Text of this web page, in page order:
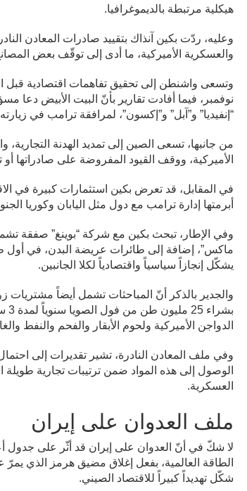
هيكلية مرتبطة بالديموغرافيا.
وعليه، ردّت بكين آنذاك بتقييد صادرات المعادن
والعسكرية الأميركية، ما أدى إلى توقّف بعض
وتسعى واشنطن إلى تحقيق تفاهمات اقتصادية قبل
نوفمبر، فيما أفادت تقارير بأنّ البيت الأبيض دعا
“إنفيديا” و”آبل” و”إكسون”، لمرافقة ترامب في
من جانبها، تسعى الصين إلى تمديد الهدنة التجارية،
الأميركية، ووقف القيود المفروضة على صادراتها أو
في المقابل، قد تعرض بكين استثمارات كبيرة في
أبرمتها إدارة ترامب مع دول مثل اليابان وكوريا
يشكّل إنجازاً سياسياً واقتصادياً لكلا الجانبين.
والجدير بالذكر أنّ المباحثات تشمل أيضاً
الدواجن الأميركية ولحوم الأبقار والفحم والنفط
وفي ملف المعادن النادرة، تشير تقديرات إلى
الوصول إلى هذه المواد ضمن ترتيبات تجارية
العسكرية.
ملف العدوان على إيران
لا شكّ في أنّ العدوان على إيران قد أثّر على جدول
الطاقة العالمية، بفعل إغلاق مضيق هرمز الذي
شكّل تهديداً كبيراً للاقتصاد الصيني.